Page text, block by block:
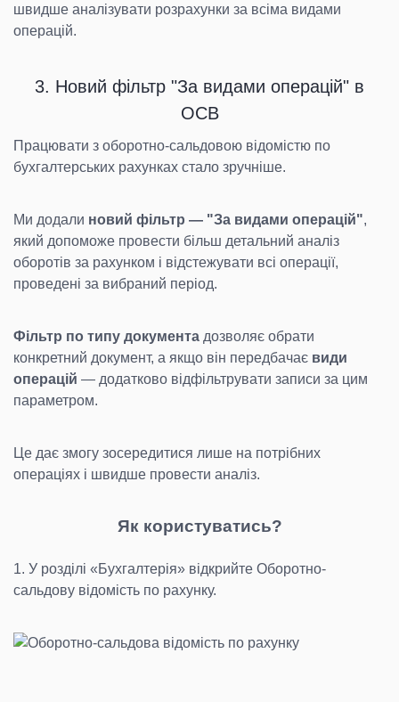
швидше аналізувати розрахунки за всіма видами
операцій.
3. Новий фільтр "За видами операцій" в
ОСВ
Працювати з оборотно-сальдовою відомістю по
бухгалтерських рахунках стало зручніше.
Ми додали новий фільтр — "За видами операцій",
який допоможе провести більш детальний аналіз
оборотів за рахунком і відстежувати всі операції,
проведені за вибраний період.
Фільтр по типу документа дозволяє обрати
конкретний документ, а якщо він передбачає види
операцій — додатково відфільтрувати записи за цим
параметром.
Це дає змогу зосередитися лише на потрібних
операціях і швидше провести аналіз.
Як користуватись?
1. У розділі «Бухгалтерія» відкрийте Оборотно-
сальдову відомість по рахунку.